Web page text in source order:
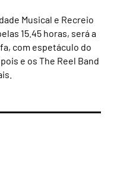
Musical e Recreio
15.45 horas, será a
com espetáculo do
e os The Reel Band